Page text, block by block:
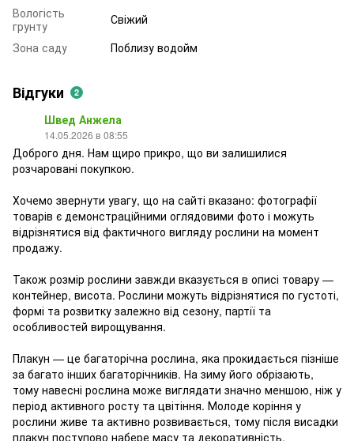
Вологість
грунту
Свіжий
Зона саду
Поблизу водойм
Відгуки 2
Швед Анжела
14.05.2026 в 08:55
Доброго дня. Нам щиро прикро, що ви залишилися
розчаровані покупкою.
Хочемо звернути увагу, що на сайті вказано: фотографії
товарів є демонстраційними оглядовими фото і можуть
відрізнятися від фактичного вигляду рослини на момент
продажу.
Також розмір рослини завжди вказується в описі товару —
контейнер, висота. Рослини можуть відрізнятися по густоті,
формі та розвитку залежно від сезону, партії та
особливостей вирощування.
Плакун — це багаторічна рослина, яка прокидається пізніше
за багато інших багаторічників. На зиму його обрізають,
тому навесні рослина може виглядати значно меншою, ніж у
період активного росту та цвітіння. Молоде коріння у
рослини живе та активно розвивається, тому після висадки
плакун поступово набере масу та декоративність.